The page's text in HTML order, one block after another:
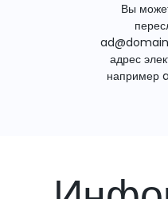
Вы
адрес
например